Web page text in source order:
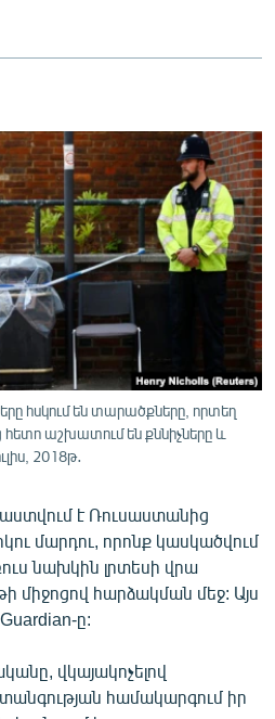
հսկում են տարածքները, որտեղ
հետո աշխատում են քննիչները և
2018թ․
է Ռուսաստանից
մարդու, որոնք կասկածվում
նախկին լրտեսի վրա
միջոցով հարձակման մեջ: Այս
ը:
վկայակոչելով
համակարգում իր